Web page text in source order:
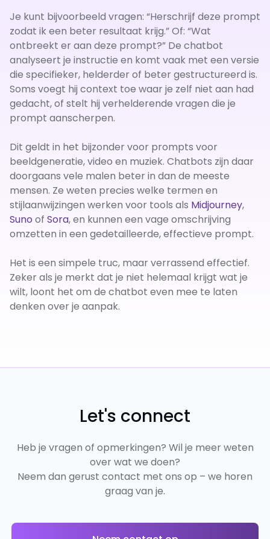
Je kunt bijvoorbeeld vragen: “Herschrijf deze prompt
zodat ik een beter resultaat krijg.” Of: “Wat
ontbreekt er aan deze prompt?” De chatbot
analyseert je instructie en komt vaak met een versie
die specifieker, helderder of beter gestructureerd is.
Soms voegt hij context toe waar je zelf niet aan had
gedacht, of stelt hij verhelderende vragen die je
prompt aanscherpen.
Dit geldt in het bijzonder voor prompts voor
beeldgeneratie, video en muziek. Chatbots zijn daar
doorgaans vele malen beter in dan de meeste
mensen. Ze weten precies welke termen en
stijlaanwijzingen werken voor tools als Midjourney,
Suno of Sora, en kunnen een vage omschrijving
omzetten in een gedetailleerde, effectieve prompt.
Het is een simpele truc, maar verrassend effectief.
Zeker als je merkt dat je niet helemaal krijgt wat je
wilt, loont het om de chatbot even mee te laten
denken over je aanpak.
Let's connect
Heb je vragen of opmerkingen? Wil je meer weten
over wat we doen?
Neem dan gerust contact met ons op – we horen
graag van je.